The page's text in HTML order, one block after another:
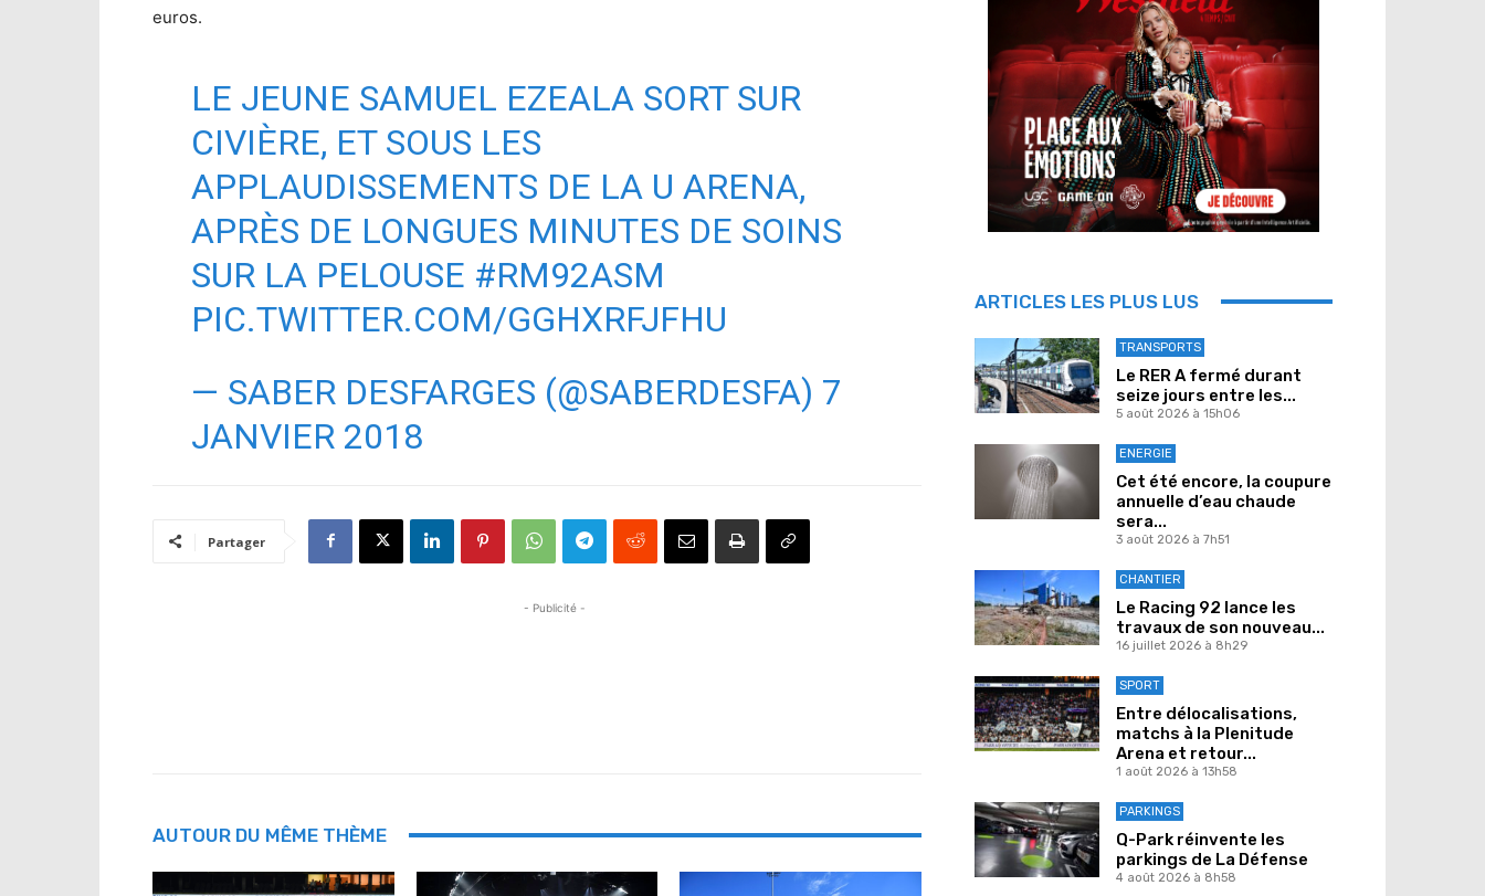
euros.
LE JEUNE SAMUEL EZEALA SORT SUR
CIVIÈRE, ET SOUS LES
APPLAUDISSEMENTS DE LA U ARENA,
APRÈS DE LONGUES MINUTES DE SOINS
SUR LA PELOUSE #RM92ASM
PIC.TWITTER.COM/GGHXRFJFHU
— SABER DESFARGES (@SABERDESFA) 7
JANVIER 2018
Partager
- Publicité -
AUTOUR DU MÊME THÈME
ARTICLES LES PLUS LUS
TRANSPORTS
Le RER A fermé durant
seize jours entre les...
5 août 2026 à 15h06
ENERGIE
Cet été encore, la coupure
annuelle d’eau chaude
sera...
3 août 2026 à 7h51
CHANTIER
Le Racing 92 lance les
travaux de son nouveau...
16 juillet 2026 à 8h29
SPORT
Entre délocalisations,
matchs à la Plenitude
Arena et retour...
1 août 2026 à 13h58
PARKINGS
Q-Park réinvente les
parkings de La Défense
4 août 2026 à 8h58